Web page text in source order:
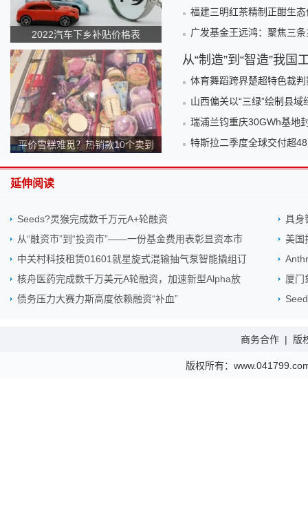
2022汽车下乡补贴价格表
平价雪糕难觅？热销款10个卖到
福建三明红茶精制正酣生态
广发基金王远鸿：聚焦三
从“制造”到“智造”我
体育舞蹈跨界楚超特色裁
山西偏关以“三绿”绘制县域
瑞浦兰钧重庆30GWh基地
特斯拉二季度全球交付超
延伸阅读
Seeds?灵猴完成数千万元A+轮融资
具身
从“融资市”到“投资市”——一份基金费用表彰显资本市
美国
中关村科技租赁01601就星旋式混输抽气泵智能撬组订
核舟医药完成数千万美元A轮融资，加速新型Alpha放
厦门
债务压力大赛力斯高度依赖融资“补血”
商务合作 | 版
版权所有：